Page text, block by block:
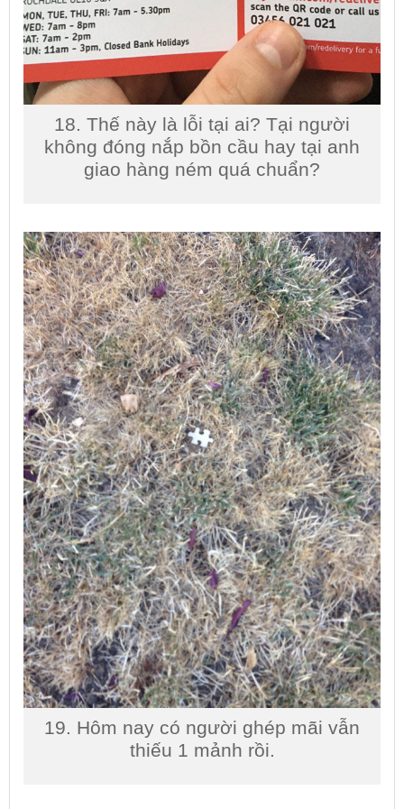
18. Thế này là lỗi tại ai? Tại người
không đóng nắp bồn cầu hay tại anh
giao hàng ném quá chuẩn?
19. Hôm nay có người ghép mãi vẫn
thiếu 1 mảnh rồi.